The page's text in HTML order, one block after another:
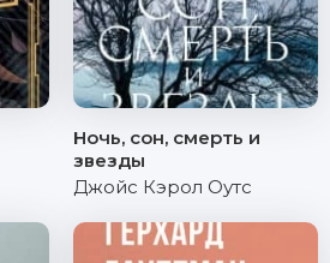
Ночь, сон, смерть и
звезды
Джойс Кэрол Оутс